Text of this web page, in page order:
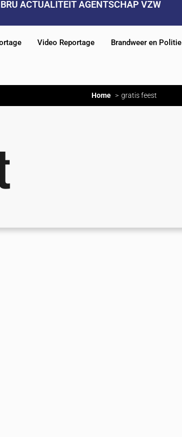
BRU ACTUALITEIT AGENTSCHAP VZW
Video Reportage Brandweer en Politie
Home gratis feest